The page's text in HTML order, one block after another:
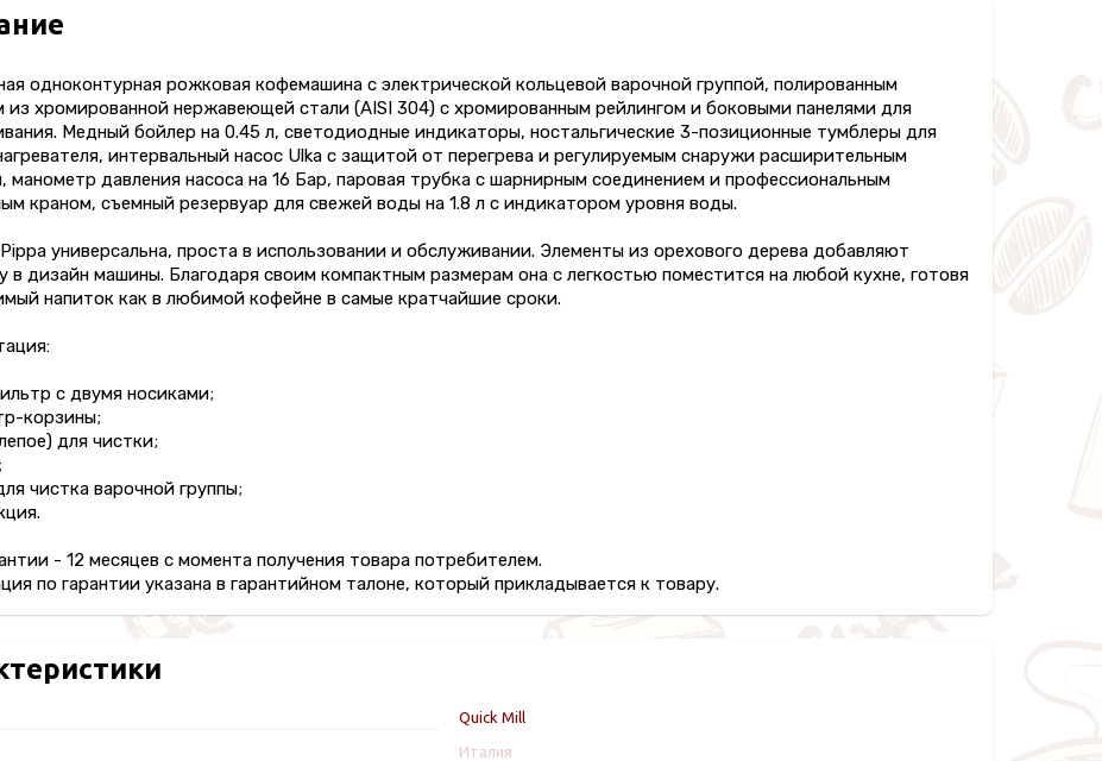
одноконтурная рожковая кофемашина с электрической кольцевой варочной группой, полированным
из хромированной нержавеющей стали (AISI 304) с хромированным рейлингом и боковыми панелями для
Медный бойлер на 0.45 л, светодиодные индикаторы, ностальгические 3-позиционные тумблеры для
интервальный насос Ulka с защитой от перегрева и регулируемым снаружи расширительным
манометр давления насоса на 16 Бар, паровая трубка с шарнирным соединением и профессиональным
краном, съемный резервуар для свежей воды на 1.8 л с индикатором уровня воды.
Pippa универсальна, проста в использовании и обслуживании. Элементы из орехового дерева добавляют
в дизайн машины. Благодаря своим компактным размерам она с легкостью поместится на любой кухне, готовя
напиток как в любимой кофейне в самые кратчайшие сроки.
с двумя носиками;
корзины;
для чистки;
чистка варочной группы;
- 12 месяцев с момента получения товара потребителем.
по гарантии указана в гарантийном талоне, который прикладывается к товару.
Quick Mill
Италия